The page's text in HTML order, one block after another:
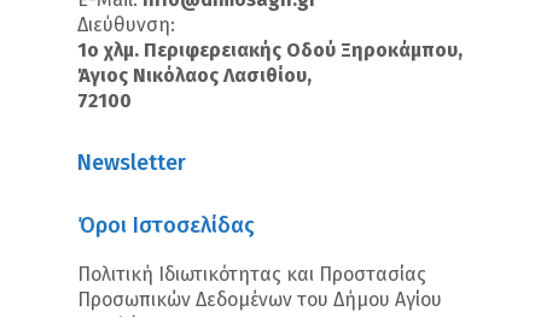
Διεύθυνση:
1ο χλμ. Περιφερειακής Οδού Ξηροκάμπου,
Άγιος Νικόλαος Λασιθίου,
72100
Newsletter
Όροι Ιστοσελίδας
Πολιτική Ιδιωτικότητας και Προστασίας
Προσωπικών Δεδομένων του Δήμου Αγίου